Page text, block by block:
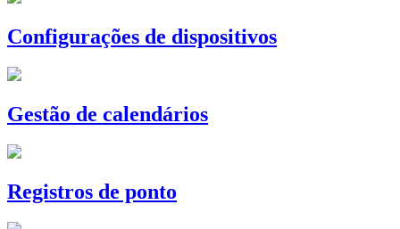
Configurações de dispositivos
Gestão de calendários
Registros de ponto